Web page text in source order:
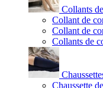
Collants
Collant de
Collant de
Collants de
Chaussette